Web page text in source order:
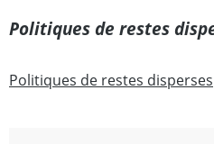
Politiques de restes
Politiques de restes disperses